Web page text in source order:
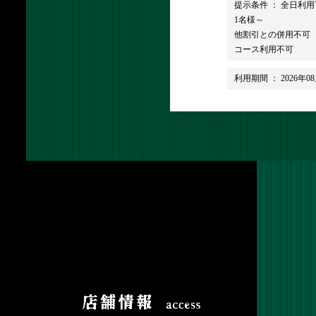
提示条件 ： 全日利用
1名様～
他割引との併用不可
コース利用不可
利用期間 ： 2026年